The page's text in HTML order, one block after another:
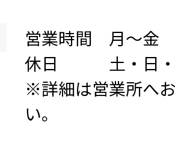
営業時間 月～金
休日 土・日・
※詳細は営業所へ
い。